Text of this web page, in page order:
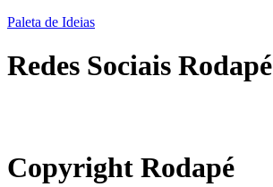
Paleta de Ideias
Redes Sociais Rodapé
Copyright Rodapé